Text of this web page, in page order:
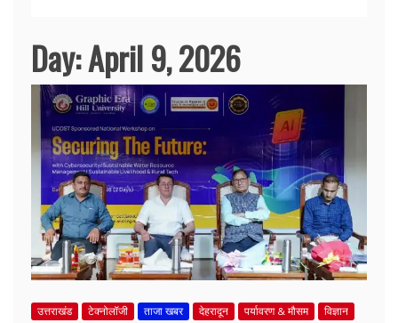
Day:April 9, 2026
उत्तराखंड टेक्नोलॉजी ताजा खबर देहरादून पर्यावरण & मौसम
विज्ञान